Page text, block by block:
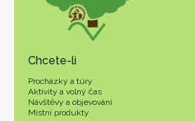
Chcete-li
Procházky a túry
Aktivity a volný čas
Návštěvy a objevování
Místní produkty